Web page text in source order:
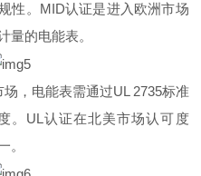
性。MID认证是进入欧洲市场
量的电能表。
场，电能表需通过UL 2735标准
。UL认证在北美市场认可度
。